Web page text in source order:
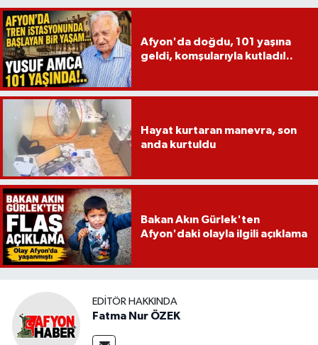
Afyon'da doğdu, 101 yaşına
geldi, komşularıyla kutladı!..
Hayat kurtaran manevra, son
anda kurtuldu
Bakan Akın Gürlek'ten
Afyon'daki olayla ilgili açıklama
EDITÖR HAKKINDA
Fatma Nur ÖZEK